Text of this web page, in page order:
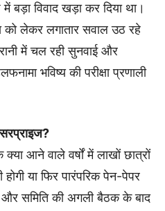
बड़ा विवाद खड़ा कर दिया था।
को लेकर लगातार सवाल उठ रहे
में चल रही सुनवाई और
भविष्य की परीक्षा प्रणाली
सरप्राइज?
आने वाले वर्षों में लाखों छात्रों
होगी या फिर पारंपरिक पेन-पेपर
और समिति की अगली बैठक के बाद